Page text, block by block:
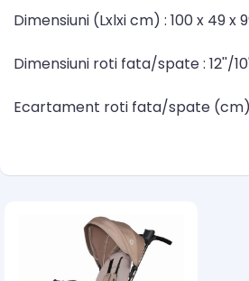
Dimensiuni (Lxlxi cm) : 100 x 49 x
Dimensiuni roti fata/spate : 12''/
Ecartament roti fata/spate